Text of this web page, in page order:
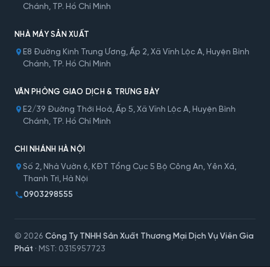
Chánh, TP. Hồ Chí Minh
NHÀ MÁY SẢN XUẤT
E8 Đường Kinh Trung Ương, Ấp 2, Xã Vĩnh Lộc A, Huyện Bình
Chánh, TP. Hồ Chí Minh
VĂN PHÒNG GIAO DỊCH & TRƯNG BÀY
E2/39 Đường Thới Hoà, Ấp 5, Xã Vĩnh Lộc A, Huyện Bình
Chánh, TP. Hồ Chí Minh
CHI NHÁNH HÀ NỘI
Số 2, Nhà Vườn 6, KĐT Tổng Cục 5 Bộ Công An, Yên Xá,
Thanh Trì, Hà Nội
0903298555
© 2026 Công Ty TNHH Sản Xuất Thương Mại Dịch Vụ Viên Gia
Phát · MST: 0315957723